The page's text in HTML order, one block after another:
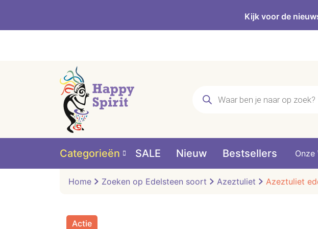
Kijk voor de
zoeken
Categorieën SALE Nieuw Bestsellers Onze
Home Zoeken op Edelsteen soort Azeztuliet Azeztuliet
Actie